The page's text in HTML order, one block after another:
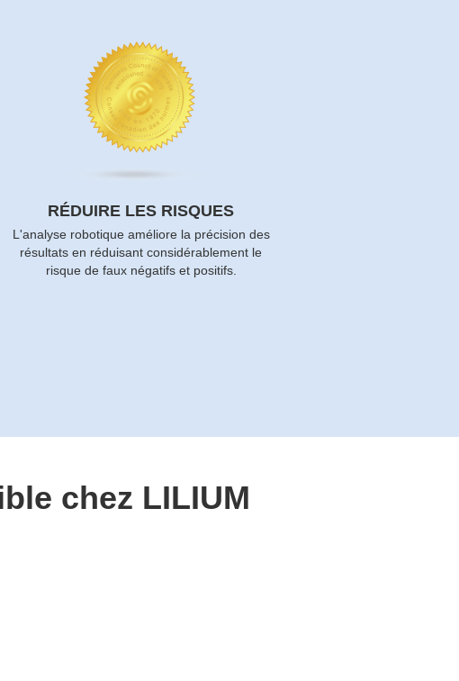
RÉDUIRE LES RISQUES
L'analyse robotique améliore la précision des
résultats en réduisant considérablement le
risque de faux négatifs et positifs.
chez LILIUM